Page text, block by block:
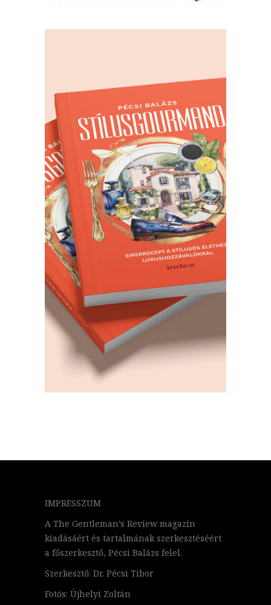
IMPRESSZUM
A The Gentleman’s Review magazin
kiadásáért és tartalmának szerkesztéséért
a főszerkesztő, Pécsi Balázs felel.
Szerkesztő: Dr. Pécsi Tibor
Fotós: Újhelyi Zoltán